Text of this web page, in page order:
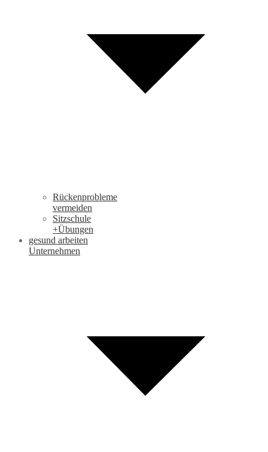
Rückenprobleme
vermeiden
Sitzschule
+Übungen
gesund arbeiten
Unternehmen